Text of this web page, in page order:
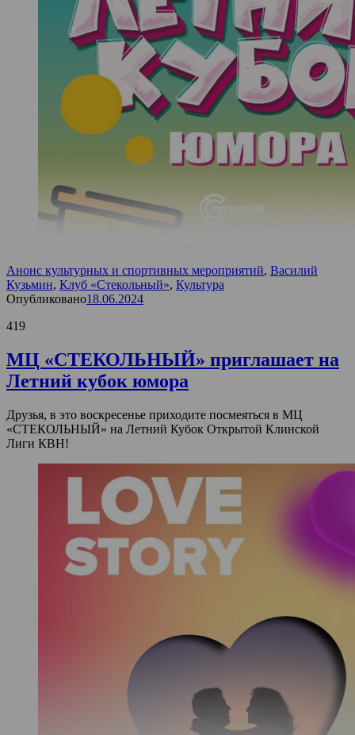
Анонс культурных и спортивных мероприятий, Василий
Кузьмин, Клуб «Стекольный», Культура
Опубликовано18.06.2024
419
МЦ «СТЕКОЛЬНЫЙ» приглашает на
Летний кубок юмора
Друзья, в это воскресенье приходите посмеяться в МЦ
«СТЕКОЛЬНЫЙ» на Летний Кубок Открытой Клинской
Лиги КВН!